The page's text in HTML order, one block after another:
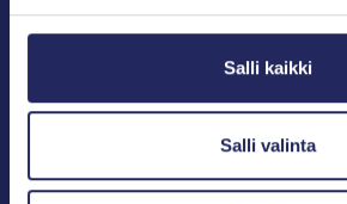
Salli kaikki
Salli valinta
info@jnfoundation.fi
Kaikki yhteystiedot